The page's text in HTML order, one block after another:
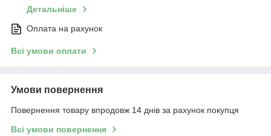
Детальніше
Оплата на рахунок
Всі умови оплати
Умови повернення
Повернення товару впродовж 14 днів за рахунок покупця
Всі умови повернення